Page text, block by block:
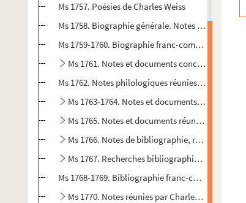
Ms 1757. Poésies de Charles Weiss
Ms 1758. Biographie générale. Notes collectives
Ms 1759-1760. Biographie franc-comtoise. Notes
Ms 1761. Notes et documents concernant
Ms 1762. Notes philologiques réunies par Charles
Ms 1763-1764. Notes et documents réunis par
Ms 1765. Notes et documents réunis par
Ms 1766. Notes de bibliographie, réunies par
Ms 1767. Recherches bibliographiques, par
Ms 1768-1769. Bibliographie franc-comtoise, par
Ms 1770. Notes réunies par Charles Weiss sur